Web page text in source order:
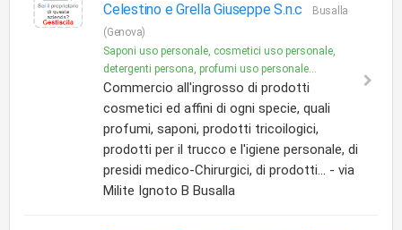
Celestino e Grella Giuseppe S.n.c
Busalla
(Genova)
Saponi uso personale, cosmetici uso personale,
detergenti persona, profumi uso personale...
Commercio all'ingrosso di prodotti
cosmetici ed affini di ogni specie, quali
profumi, saponi, prodotti tricoilogici,
prodotti per il trucco e l'igiene personale, di
presidi medico-Chirurgici, di prodotti... - via
Milite Ignoto B Busalla